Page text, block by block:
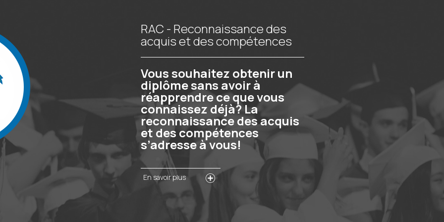
RAC - Reconnaissance des
acquis et des compétences
Vous souhaitez obtenir un
diplôme sans avoir à
réapprendre ce que vous
connaissez déjà? La
reconnaissance des acquis
et des compétences
s’adresse à vous!
En savoir plus